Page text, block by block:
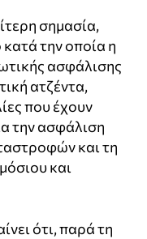
σημασία,
την οποία η
ασφάλισης
ατζέντα,
που έχουν
την ασφάλιση
και τη
και
ότι, παρά τη